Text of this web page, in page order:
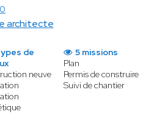
architecte
de
neuve
5 missions
Plan
Permis de construire
Suivi de chantier